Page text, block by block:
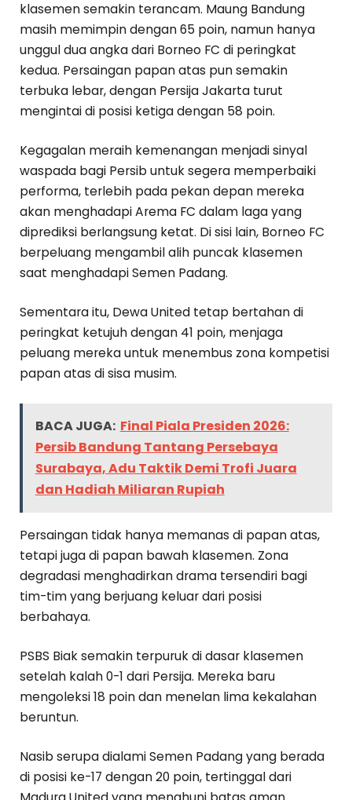
klasemen semakin terancam. Maung Bandung
masih memimpin dengan 65 poin, namun hanya
unggul dua angka dari Borneo FC di peringkat
kedua. Persaingan papan atas pun semakin
terbuka lebar, dengan Persija Jakarta turut
mengintai di posisi ketiga dengan 58 poin.
Kegagalan meraih kemenangan menjadi sinyal
waspada bagi Persib untuk segera memperbaiki
performa, terlebih pada pekan depan mereka
akan menghadapi Arema FC dalam laga yang
diprediksi berlangsung ketat. Di sisi lain, Borneo FC
berpeluang mengambil alih puncak klasemen
saat menghadapi Semen Padang.
Sementara itu, Dewa United tetap bertahan di
peringkat ketujuh dengan 41 poin, menjaga
peluang mereka untuk menembus zona kompetisi
papan atas di sisa musim.
BACA JUGA: Final Piala Presiden 2026:
Persib Bandung Tantang Persebaya
Surabaya, Adu Taktik Demi Trofi Juara
dan Hadiah Miliaran Rupiah
Persaingan tidak hanya memanas di papan atas,
tetapi juga di papan bawah klasemen. Zona
degradasi menghadirkan drama tersendiri bagi
tim-tim yang berjuang keluar dari posisi
berbahaya.
PSBS Biak semakin terpuruk di dasar klasemen
setelah kalah 0-1 dari Persija. Mereka baru
mengoleksi 18 poin dan menelan lima kekalahan
beruntun.
Nasib serupa dialami Semen Padang yang berada
di posisi ke-17 dengan 20 poin, tertinggal dari